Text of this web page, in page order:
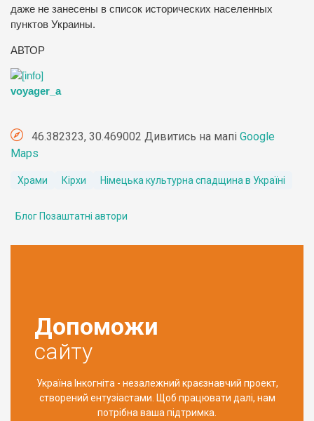
даже не занесены в список исторических населенных
пунктов Украины.
АВТОР
voyager_a
46.382323, 30.469002 Дивитись на мапі Google
Maps
Храми Кірхи Німецька культурна спадщина в Україні
Блог Позаштатні автори
Допоможи
сайту
Україна Інкогніта - незалежний краєзнавчий проект,
створений ентузіастами. Щоб працювати далі, нам
потрібна ваша підтримка.